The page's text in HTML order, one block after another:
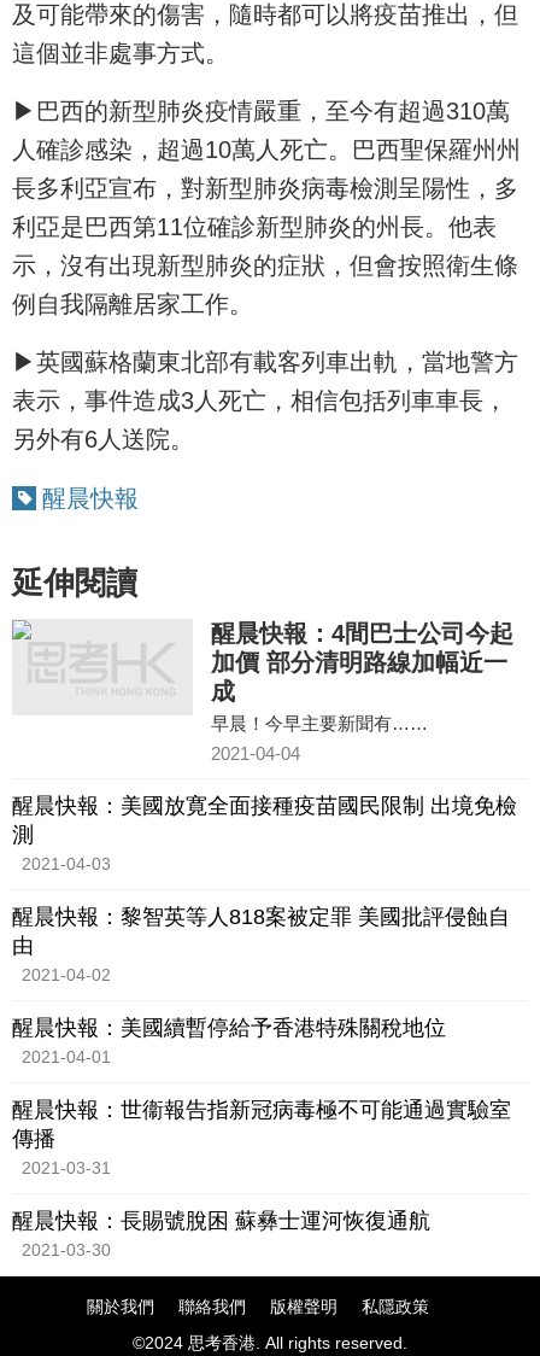
及可能帶來的傷害，隨時都可以將疫苗推出，但
這個並非處事方式。
▶巴西的新型肺炎疫情嚴重，至今有超過310萬
人確診感染，超過10萬人死亡。巴西聖保羅州州
長多利亞宣布，對新型肺炎病毒檢測呈陽性，多
利亞是巴西第11位確診新型肺炎的州長。他表
示，沒有出現新型肺炎的症狀，但會按照衛生條
例自我隔離居家工作。
▶英國蘇格蘭東北部有載客列車出軌，當地警方
表示，事件造成3人死亡，相信包括列車車長，
另外有6人送院。
醒晨快報
延伸閱讀
醒晨快報：4間巴士公司今起
加價 部分清明路線加幅近一
成
早晨！今早主要新聞有……
2021-04-04
醒晨快報：美國放寛全面接種疫苗國民限制 出境免檢
測
2021-04-03
醒晨快報：黎智英等人818案被定罪 美國批評侵蝕自
由
2021-04-02
醒晨快報：美國續暫停給予香港特殊關稅地位
2021-04-01
醒晨快報：世衞報告指新冠病毒極不可能通過實驗室
傳播
2021-03-31
醒晨快報：長賜號脫困 蘇彝士運河恢復通航
2021-03-30
關於我們 聯絡我們 版權聲明
私隱政策
©2024 思考香港. All rights reserved.